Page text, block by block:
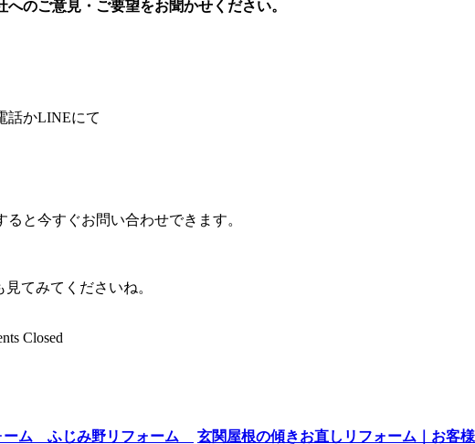
のご意見・ご要望をお聞かせください。
話かLINEにて
と今すぐお問い合わせできます。
てみてくださいね。
Closed
玄関屋根の傾きお直しリフォーム｜お客